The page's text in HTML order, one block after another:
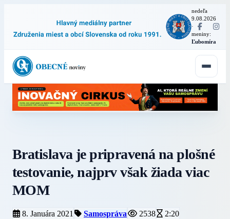
nedeľa
9.08.2026
·
meniny:
Ľubomíra
Bratislava je pripravená na plošné
testovanie, najprv však žiada viac
MOM
8. Januára 2021 Samospráva 2538 2:20